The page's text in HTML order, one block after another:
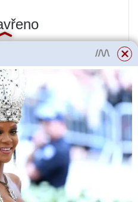
(%)
Měď
Jednofázový
Žádné